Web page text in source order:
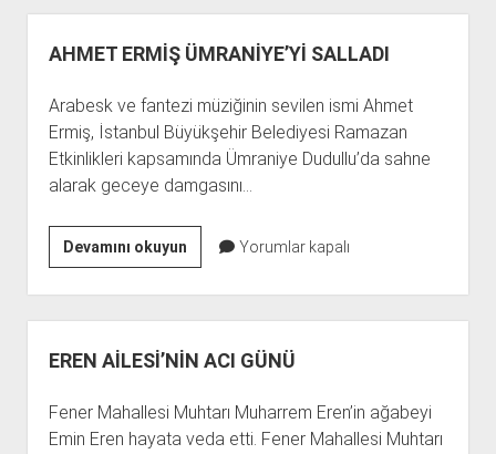
KLİP
AHMET ERMİŞ ÜMRANİYE’Yİ SALLADI
Arabesk ve fantezi müziğinin sevilen ismi Ahmet
Ermiş, İstanbul Büyükşehir Belediyesi Ramazan
Etkinlikleri kapsamında Ümraniye Dudullu’da sahne
alarak geceye damgasını…
Devamını okuyunAHMET
ERMİŞ
ÜMRANİYE’Yİ
SALLADI
Yorumlar kapalı
EREN AİLESİ’NİN ACI GÜNÜ
Fener Mahallesi Muhtarı Muharrem Eren’in ağabeyi
Emin Eren hayata veda etti. Fener Mahallesi Muhtarı